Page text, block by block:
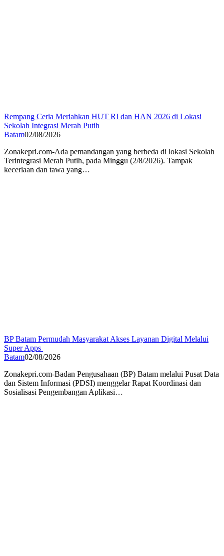
Rempang Ceria Meriahkan HUT RI dan HAN 2026 di Lokasi
Sekolah Integrasi Merah Putih
Batam02/08/2026
Zonakepri.com-Ada pemandangan yang berbeda di lokasi Sekolah
Terintegrasi Merah Putih, pada Minggu (2/8/2026). Tampak
keceriaan dan tawa yang…
BP Batam Permudah Masyarakat Akses Layanan Digital Melalui
Super Apps
Batam02/08/2026
Zonakepri.com-Badan Pengusahaan (BP) Batam melalui Pusat Data
dan Sistem Informasi (PDSI) menggelar Rapat Koordinasi dan
Sosialisasi Pengembangan Aplikasi…